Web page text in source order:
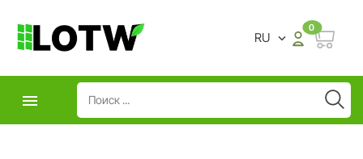
RU 
0
